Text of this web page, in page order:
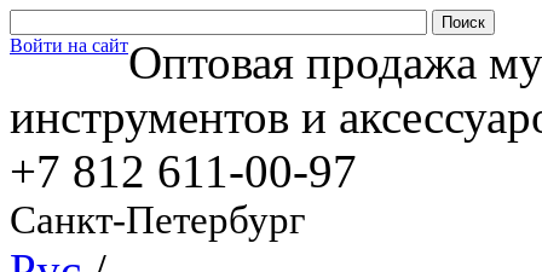
Войти на сайтОптовая продажа
инструментов и
+7 812 611-00-97
Санкт-Петербург